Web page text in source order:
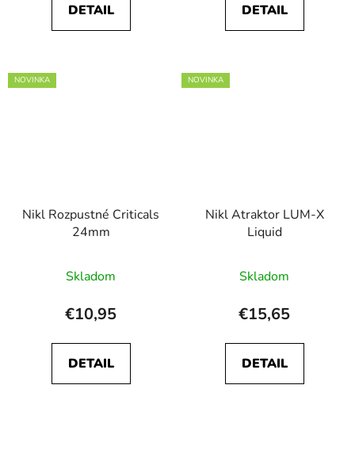
DETAIL DETAIL
NOVINKA
Nikl Rozpustné Criticals
24mm
Skladom
€10,95
DETAIL
NOVINKA
Nikl Atraktor LUM-X
Liquid
Skladom
€15,65
DETAIL